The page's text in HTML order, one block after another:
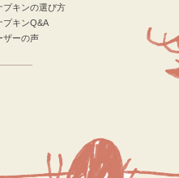
プキンの選び方
プキンQ&A
ザーの声